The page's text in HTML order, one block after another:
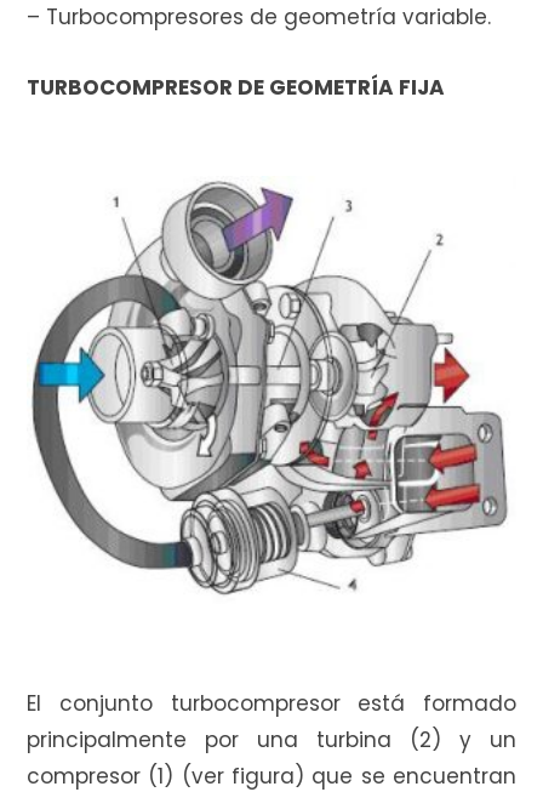
– Turbocompresores de geometría variable.
TURBOCOMPRESOR DE GEOMETRÍA FIJA
El conjunto turbocompresor está formado
principalmente por una turbina (2) y un
compresor (1) (ver figura) que se encuentran